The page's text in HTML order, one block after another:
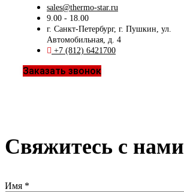
sales@thermo-star.ru
9.00 - 18.00
г. Санкт-Петербург, г. Пушкин, ул.
Автомобильная, д. 4
+7 (812) 6421700
Заказать звонок
Свяжитесь с нами
Имя *